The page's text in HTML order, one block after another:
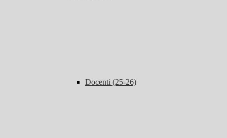
Docenti (25-26)